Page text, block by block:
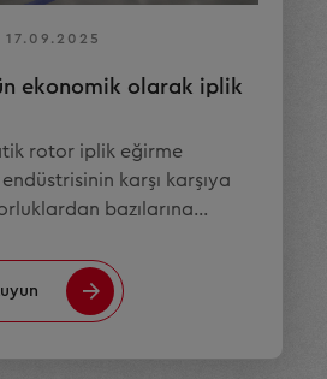
17.09.2025
ekonomik olarak iplik
rotor iplik eğirme
karşı karşıya
bazılarına…